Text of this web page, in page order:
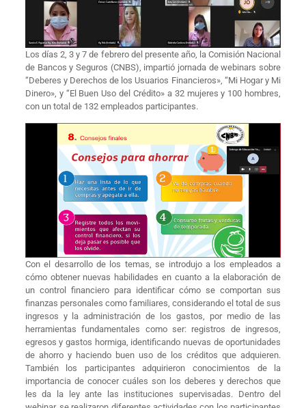
Los días 2, 3 y 7 de febrero del presente año, la Comisión Nacional
de Bancos y Seguros (CNBS), impartió jornada de webinars sobre
“Deberes y Derechos de los Usuarios Financieros», “Mi Hogar y Mi
Dinero», y “El Buen Uso del Crédito» a 32 mujeres y 100 hombres,
con un total de 132 empleados participantes.
Con el desarrollo de los temas, se introdujo a los empleados a
cómo obtener nuevas habilidades en cuanto a la elaboración de
un control financiero para identificar cómo se comportan sus
finanzas personales como familiares, considerando el total de sus
ingresos y la administración de los gastos, por medio de las
herramientas fundamentales como ser: registros de ingresos,
egresos y gastos hormiga, identificando nuevas de oportunidades
de ahorro y haciendo buen uso de los créditos que adquieren.
También los participantes adquirieron conocimientos de la
importancia de conocer cuáles son los deberes y derechos que
les da la ley ante las instituciones supervisadas. Dentro del